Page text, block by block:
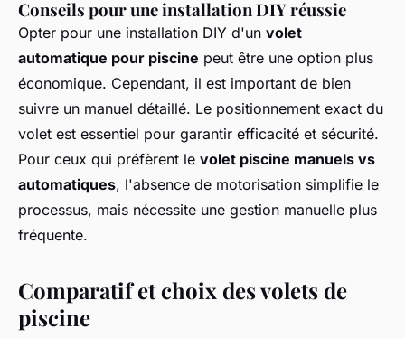
Conseils pour une installation DIY réussie
Opter pour une installation DIY d'un volet
automatique pour piscine peut être une option plus
économique. Cependant, il est important de bien
suivre un manuel détaillé. Le positionnement exact du
volet est essentiel pour garantir efficacité et sécurité.
Pour ceux qui préfèrent le volet piscine manuels vs
automatiques, l'absence de motorisation simplifie le
processus, mais nécessite une gestion manuelle plus
fréquente.
Comparatif et choix des volets de
piscine